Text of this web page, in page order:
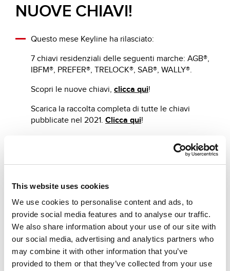
This website uses cookies
We use cookies to personalise content and ads, to
provide social media features and to analyse our traffic.
We also share information about your use of our site with
our social media, advertising and analytics partners who
may combine it with other information that you’ve
provided to them or that they’ve collected from your use
NUOVE CHIAVI!
Questo mese Keyline ha rilasciato:
7 chiavi residenziali delle seguenti marche: AGB®,
IBFM®, PREFER®, TRELOCK®, SAB®, WALLY®.
Scopri le nuove chiavi, clicca qui!
Scarica la raccolta completa di tutte le chiavi
pubblicate nel 2021. Clicca qui!
Altre news che ti suggeriamo